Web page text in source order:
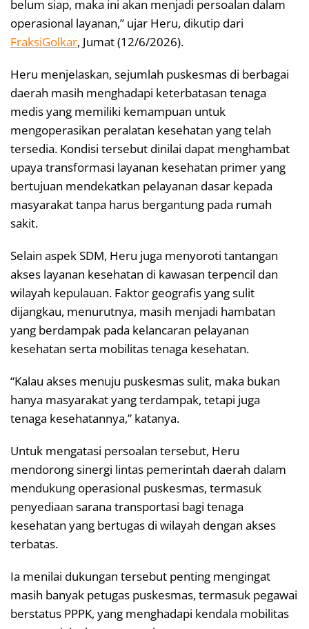
belum siap, maka ini akan menjadi persoalan dalam
operasional layanan,” ujar Heru, dikutip dari
FraksiGolkar, Jumat (12/6/2026).
Heru menjelaskan, sejumlah puskesmas di berbagai
daerah masih menghadapi keterbatasan tenaga
medis yang memiliki kemampuan untuk
mengoperasikan peralatan kesehatan yang telah
tersedia. Kondisi tersebut dinilai dapat menghambat
upaya transformasi layanan kesehatan primer yang
bertujuan mendekatkan pelayanan dasar kepada
masyarakat tanpa harus bergantung pada rumah
sakit.
Selain aspek SDM, Heru juga menyoroti tantangan
akses layanan kesehatan di kawasan terpencil dan
wilayah kepulauan. Faktor geografis yang sulit
dijangkau, menurutnya, masih menjadi hambatan
yang berdampak pada kelancaran pelayanan
kesehatan serta mobilitas tenaga kesehatan.
“Kalau akses menuju puskesmas sulit, maka bukan
hanya masyarakat yang terdampak, tetapi juga
tenaga kesehatannya,” katanya.
Untuk mengatasi persoalan tersebut, Heru
mendorong sinergi lintas pemerintah daerah dalam
mendukung operasional puskesmas, termasuk
penyediaan sarana transportasi bagi tenaga
kesehatan yang bertugas di wilayah dengan akses
terbatas.
Ia menilai dukungan tersebut penting mengingat
masih banyak petugas puskesmas, termasuk pegawai
berstatus PPPK, yang menghadapi kendala mobilitas